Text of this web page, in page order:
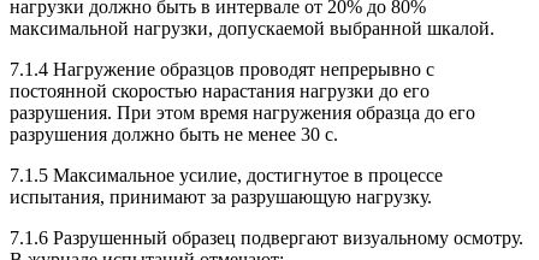
нагрузки должно быть в интервале от 20% до 80%
максимальной нагрузки, допускаемой выбранной шкалой.
7.1.4 Нагружение образцов проводят непрерывно с
постоянной скоростью нарастания нагрузки до его
разрушения. При этом время нагружения образца до его
разрушения должно быть не менее 30 с.
7.1.5 Максимальное усилие, достигнутое в процессе
испытания, принимают за разрушающую нагрузку.
7.1.6 Разрушенный образец подвергают визуальному осмотру.